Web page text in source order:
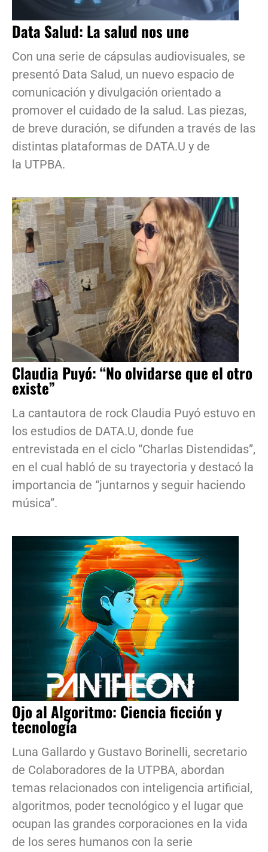
Data Salud: La salud nos une
Con una serie de cápsulas audiovisuales, se
presentó Data Salud, un nuevo espacio de
comunicación y divulgación orientado a
promover el cuidado de la salud. Las piezas,
de breve duración, se difunden a través de las
distintas plataformas de DATA.U y de
la UTPBA.
Claudia Puyó: “No olvidarse que el otro
existe”
La cantautora de rock Claudia Puyó estuvo en
los estudios de DATA.U, donde fue
entrevistada en el ciclo “Charlas Distendidas”,
en el cual habló de su trayectoria y destacó la
importancia de “juntarnos y seguir haciendo
música”.
Ojo al Algoritmo: Ciencia ficción y
tecnología
Luna Gallardo y Gustavo Borinelli, secretario
de Colaboradores de la UTPBA, abordan
temas relacionados con inteligencia artificial,
algoritmos, poder tecnológico y el lugar que
ocupan las grandes corporaciones en la vida
de los seres humanos con la serie